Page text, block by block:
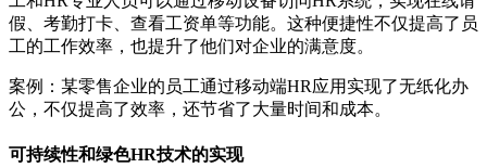
假、考勤打卡、查看工资单等功能。这种便捷性不仅提高了员
工的工作效率，也提升了他们对企业的满意度。
案例：某零售企业的员工通过移动端HR应用实现了无纸化办
公，不仅提高了效率，还节省了大量时间和成本。
可持续性和绿色HR技术的实现